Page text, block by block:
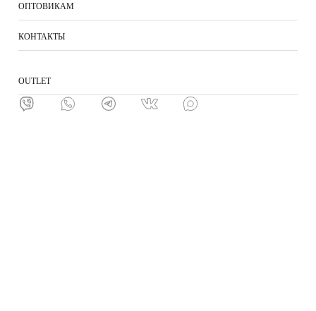
ОПТОВИКАМ
КОНТАКТЫ
ОUTLET